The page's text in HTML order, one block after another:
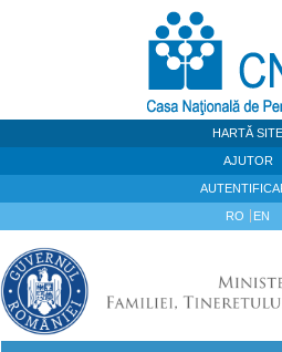
HARTĂ SITE
AJUTOR
RO EN